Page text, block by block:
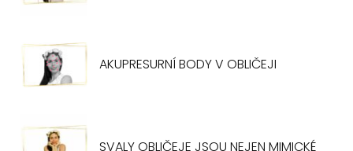
AKUPRESURNÍ BODY V OBLIČEJI
SVALY OBLIČEJE JSOU NEJEN MIMICKÉ